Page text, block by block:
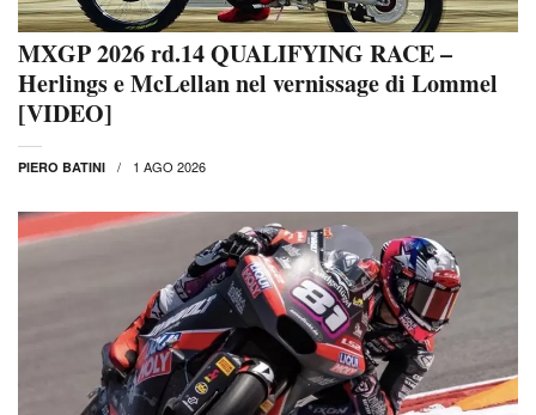
MXGP 2026 rd.14 QUALIFYING RACE –
Herlings e McLellan nel vernissage di Lommel
[VIDEO]
PIERO BATINI 1 AGO 2026